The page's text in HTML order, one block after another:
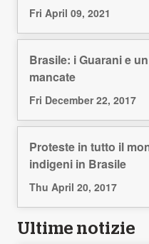
Fri April 09, 2021
Brasile: i Guarani e
mancate
Fri December 22, 2017
Proteste in tutto il
indigeni in Brasile
Thu April 20, 2017
Ultime notizie